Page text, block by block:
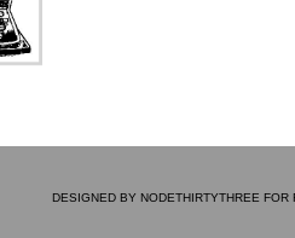
DESIGNED BY NODETHIRTYTHREE FOR